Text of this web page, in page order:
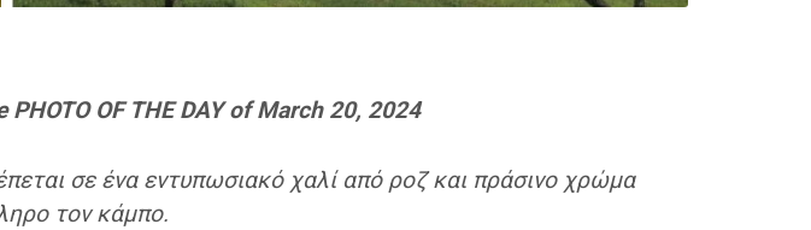
OF THE DAY of March 20, 2024
σε ένα εντυπωσιακό χαλί από ροζ και πράσινο χρώμα
τον κάμπο.